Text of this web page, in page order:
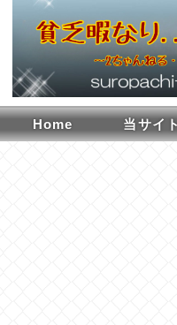
Home 当サイ